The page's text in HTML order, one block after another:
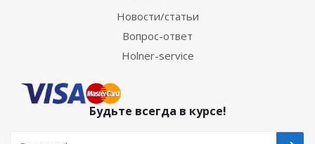
Новости/статьи
Вопрос-ответ
Holner-service
Будьте всегда в курсе!